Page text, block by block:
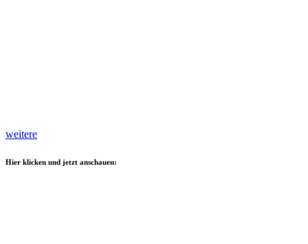
weitere
Hier klicken und jetzt anschauen: